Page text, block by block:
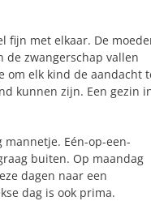
fijn met elkaar. De
de zwangerschap vallen
om elk kind de aandacht
kunnen zijn. Een gezin
Eén-op-een-
buiten. Op maandag
dagen naar een
dag is ook prima.